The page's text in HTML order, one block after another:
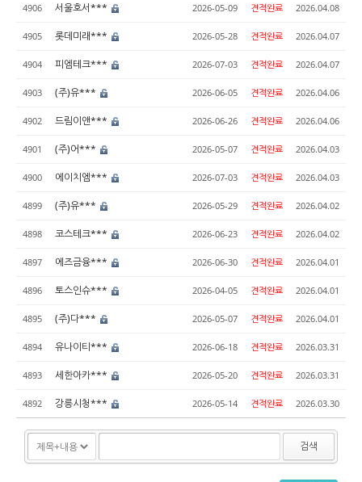
4906 서울호서*** 2026-05-09 견적완료 2026.04.08
4905 롯데미래*** 2026-05-28 견적완료 2026.04.07
4904 피엠테크*** 2026-07-03 견적완료 2026.04.07
4903 (주)유*** 2026-06-05 견적완료 2026.04.06
4902 드림이앤*** 2026-06-26 견적완료 2026.04.06
4901 (주)어*** 2026-05-07 견적완료 2026.04.03
4900 에이치엠*** 2026-07-03 견적완료 2026.04.03
4899 (주)유*** 2026-05-29 견적완료 2026.04.02
4898 코스테크*** 2026-06-23 견적완료 2026.04.02
4897 에즈금융*** 2026-06-30 견적완료 2026.04.01
4896 토스인슈*** 2026-04-05 견적완료 2026.04.01
4895 (주)다*** 2026-05-07 견적완료 2026.04.01
4894 유나이티*** 2026-06-18 견적완료 2026.03.31
4893 세한아카*** 2026-05-20 견적완료 2026.03.31
4892 강릉시청*** 2026-05-14 견적완료 2026.03.30
검색